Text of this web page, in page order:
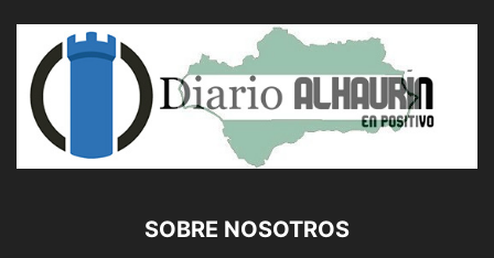
SOBRE NOSOTROS